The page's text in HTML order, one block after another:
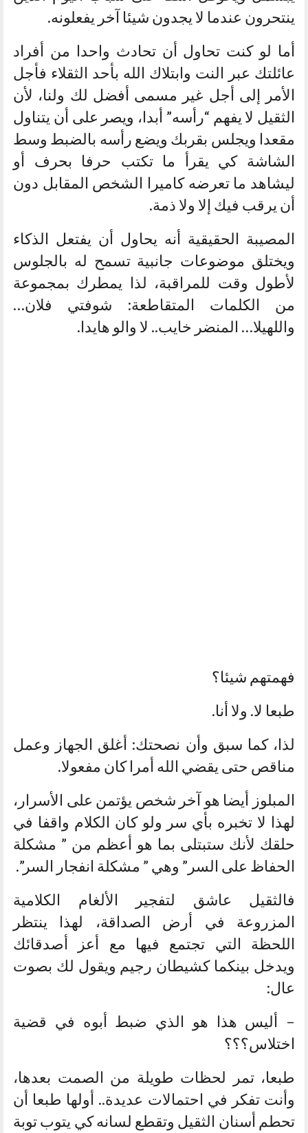
ينتحرون عندما لا يجدون شيئا آخر يفعلونه.
أما لو كنت تحاول أن تحادث واحدا من أفراد
عائلتك عبر النت وابتلاك الله بأحد الثقلاء فأجل
الأمر إلى أجل غير مسمى أفضل لك ولنا، لأن
الثقيل لا يفهم “رأسه” أبدا، ويصر على أن يتناول
مقعدا ويجلس بقربك ويضع رأسه بالضبط وسط
الشاشة كي يقرأ ما تكتب حرفا بحرف أو
ليشاهد ما تعرضه كاميرا الشخص المقابل دون
أن يرقب فيك إلا ولا ذمة.
المصيبة الحقيقية أنه يحاول أن يفتعل الذكاء
ويختلق موضوعات جانبية تسمح له بالجلوس
لأطول وقت للمراقبة، لذا يمطرك بمجموعة
من الكلمات المتقاطعة: شوفتي فلان…
واللهيلا… المنضر خايب.. لا والو هايدا.
فهمتهم شيئا؟
طبعا لا. ولا أنا.
لذا، كما سبق وأن نصحتك: أغلق الجهاز وعمل
مناقص حتى يقضي الله أمرا كان مفعولا.
المبلوز أيضا هو آخر شخص يؤتمن على الأسرار،
لهذا لا تخبره بأي سر ولو كان الكلام واقفا في
حلقك لأنك ستبتلى بما هو أعظم من ” مشكلة
الحفاظ على السر” وهي ” مشكلة انفجار السر”.
فالثقيل عاشق لتفجير الألغام الكلامية
المزروعة في أرض الصداقة، لهذا ينتظر
اللحظة التي تجتمع فيها مع أعز أصدقائك
ويدخل بينكما كشيطان رجيم ويقول لك بصوت
عال:
– أليس هذا هو الذي ضبط أبوه في قضية
اختلاس؟؟؟
طبعا، تمر لحظات طويلة من الصمت بعدها،
وأنت تفكر في احتمالات عديدة.. أولها طبعا أن
تحطم أسنان الثقيل وتقطع لسانه كي يتوب توبة